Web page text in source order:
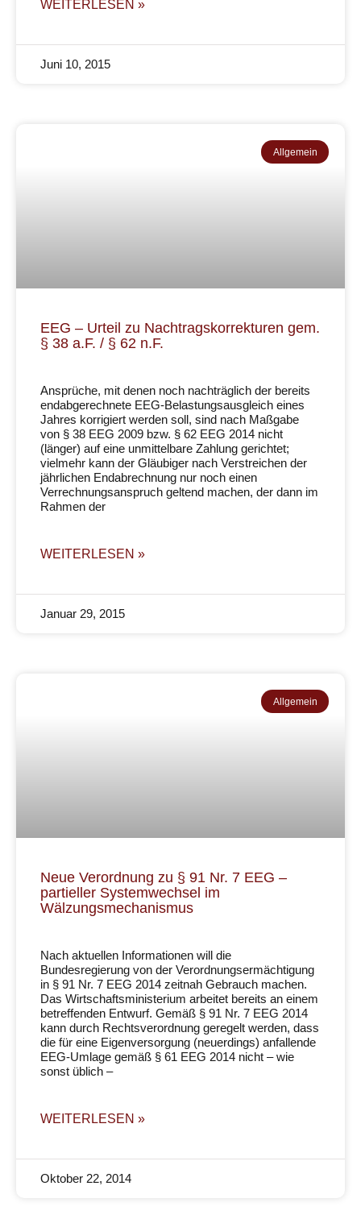
WEITERLESEN »
Juni 10, 2015
Allgemein
EEG – Urteil zu Nachtragskorrekturen gem.
§ 38 a.F. / § 62 n.F.
Ansprüche, mit denen noch nachträglich der bereits
endabgerechnete EEG-Belastungsausgleich eines
Jahres korrigiert werden soll, sind nach Maßgabe
von § 38 EEG 2009 bzw. § 62 EEG 2014 nicht
(länger) auf eine unmittelbare Zahlung gerichtet;
vielmehr kann der Gläubiger nach Verstreichen der
jährlichen Endabrechnung nur noch einen
Verrechnungsanspruch geltend machen, der dann im
Rahmen der
WEITERLESEN »
Januar 29, 2015
Allgemein
Neue Verordnung zu § 91 Nr. 7 EEG –
partieller Systemwechsel im
Wälzungsmechanismus
Nach aktuellen Informationen will die
Bundesregierung von der Verordnungsermächtigung
in § 91 Nr. 7 EEG 2014 zeitnah Gebrauch machen.
Das Wirtschaftsministerium arbeitet bereits an einem
betreffenden Entwurf. Gemäß § 91 Nr. 7 EEG 2014
kann durch Rechtsverordnung geregelt werden, dass
die für eine Eigenversorgung (neuerdings) anfallende
EEG-Umlage gemäß § 61 EEG 2014 nicht – wie
sonst üblich –
WEITERLESEN »
Oktober 22, 2014